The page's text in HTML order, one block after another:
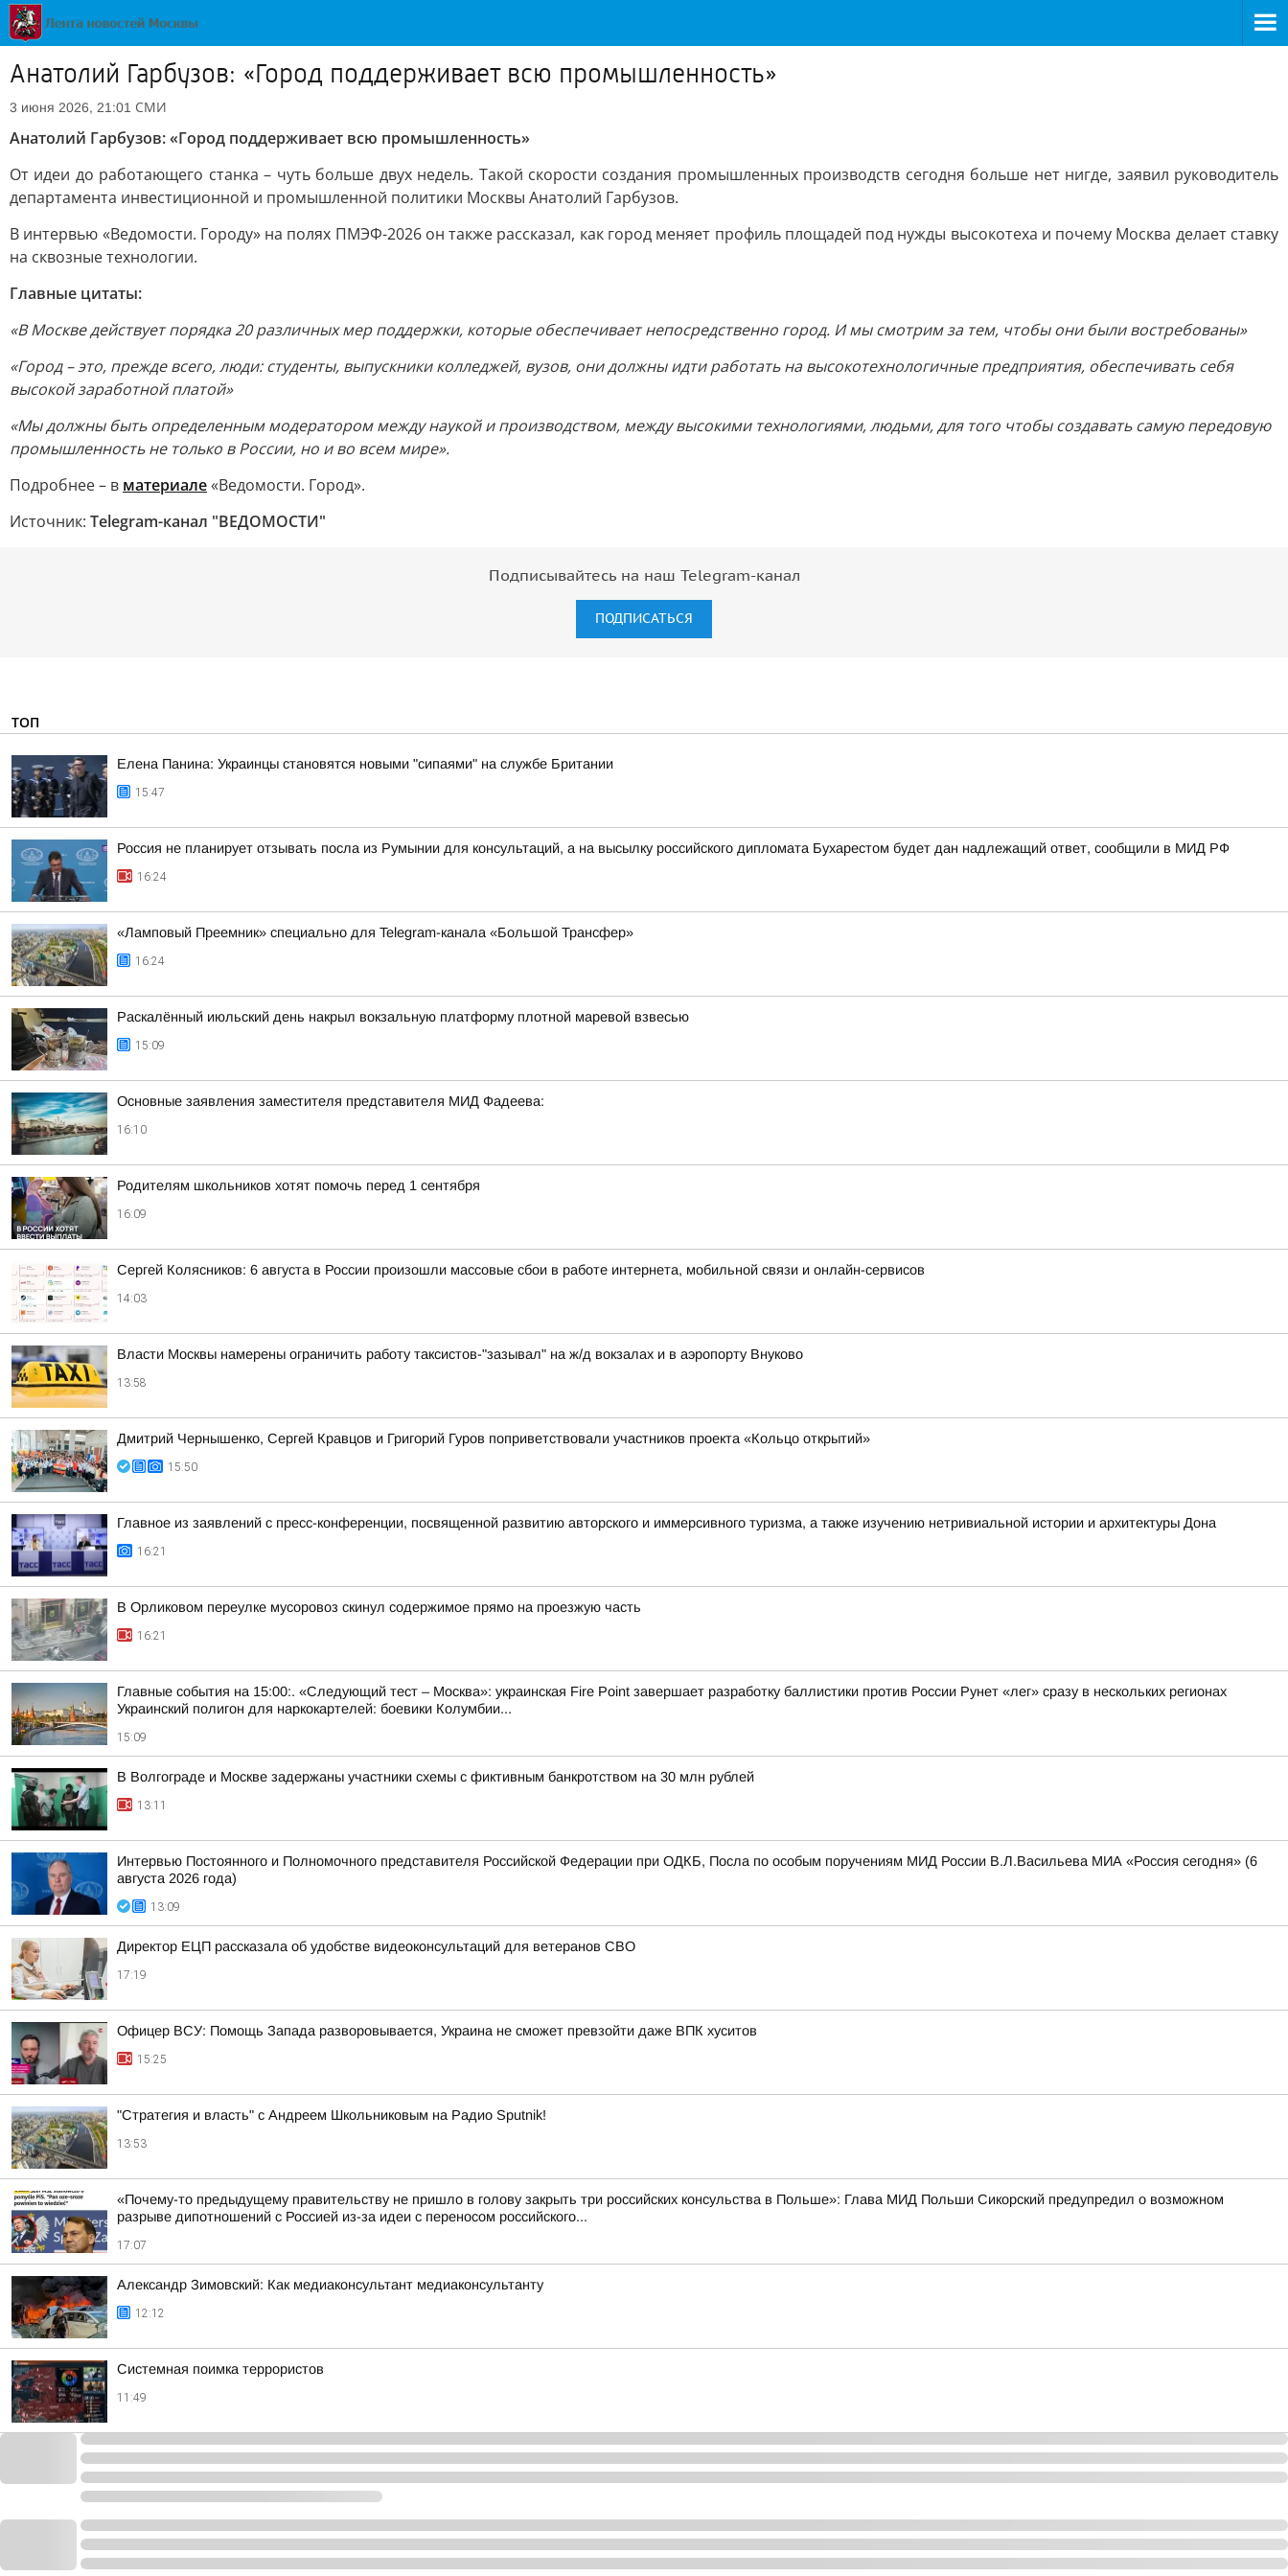
Анатолий Гарбузов: «Город поддерживает всю промышленность»
3 июня 2026, 21:01 СМИ
Анатолий Гарбузов: «Город поддерживает всю промышленность»
От идеи до работающего станка – чуть больше двух недель. Такой скорости создания промышленных производств сегодня больше нет нигде, заявил руководитель
департамента инвестиционной и промышленной политики Москвы Анатолий Гарбузов.
В интервью «Ведомости. Городу» на полях ПМЭФ-2026 он также рассказал, как город меняет профиль площадей под нужды высокотеха и почему Москва делает ставку
на сквозные технологии.
Главные цитаты:
«В Москве действует порядка 20 различных мер поддержки, которые обеспечивает непосредственно город. И мы смотрим за тем, чтобы они были востребованы»
«Город – это, прежде всего, люди: студенты, выпускники колледжей, вузов, они должны идти работать на высокотехнологичные предприятия, обеспечивать себя
высокой заработной платой»
«Мы должны быть определенным модератором между наукой и производством, между высокими технологиями, людьми, для того чтобы создавать самую передовую
промышленность не только в России, но и во всем мире».
Подробнее – в материале«Ведомости. Город».
Источник: Telegram-канал "ВЕДОМОСТИ"
Подписывайтесь на наш Telegram-канал
ПОДПИСАТЬСЯ
ТОП
Елена Панина: Украинцы становятся новыми "сипаями" на службе Британии
15:47
Россия не планирует отзывать посла из Румынии для консультаций, а на высылку российского дипломата Бухарестом будет дан надлежащий ответ, сообщили в МИД РФ
16:24
«Ламповый Преемник» специально для Telegram-канала «Большой Трансфер»
16:24
Раскалённый июльский день накрыл вокзальную платформу плотной маревой взвесью
15:09
Основные заявления заместителя представителя МИД Фадеева:
16:10
Родителям школьников хотят помочь перед 1 сентября
16:09
Сергей Колясников: 6 августа в России произошли массовые сбои в работе интернета, мобильной связи и онлайн-сервисов
14:03
Власти Москвы намерены ограничить работу таксистов-"зазывал" на ж/д вокзалах и в аэропорту Внуково
13:58
Дмитрий Чернышенко, Сергей Кравцов и Григорий Гуров поприветствовали участников проекта «Кольцо открытий»
15:50
Главное из заявлений с пресс-конференции, посвященной развитию авторского и иммерсивного туризма, а также изучению нетривиальной истории и архитектуры Дона
16:21
В Орликовом переулке мусоровоз скинул содержимое прямо на проезжую часть
16:21
Главные события на 15:00:. «Следующий тест – Москва»: украинская Fire Point завершает разработку баллистики против России Рунет «лег» сразу в нескольких регионах
Украинский полигон для наркокартелей: боевики Колумбии...
15:09
В Волгограде и Москве задержаны участники схемы с фиктивным банкротством на 30 млн рублей
13:11
Интервью Постоянного и Полномочного представителя Российской Федерации при ОДКБ, Посла по особым поручениям МИД России В.Л.Васильева МИА «Россия сегодня» (6
августа 2026 года)
13:09
Директор ЕЦП рассказала об удобстве видеоконсультаций для ветеранов СВО
17:19
Офицер ВСУ: Помощь Запада разворовывается, Украина не сможет превзойти даже ВПК хуситов
15:25
"Стратегия и власть" с Андреем Школьниковым на Радио Sputnik!
13:53
«Почему-то предыдущему правительству не пришло в голову закрыть три российских консульства в Польше»: Глава МИД Польши Сикорский предупредил о возможном
разрыве дипотношений с Россией из-за идеи с переносом российского...
17:07
Александр Зимовский: Как медиаконсультант медиаконсультанту
12:12
Системная поимка террористов
11:49